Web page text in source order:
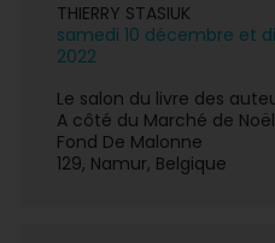
THIERRY STASIUK
samedi 10 décembre et
2022
Le salon du livre des
A côté du Marché de Noël
Fond De Malonne
129, Namur, Belgique